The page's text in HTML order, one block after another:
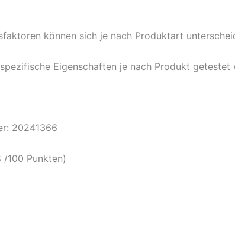
können sich je nach Produktart
Eigenschaften je nach Produkt getestet
20241366
/100 Punkten)